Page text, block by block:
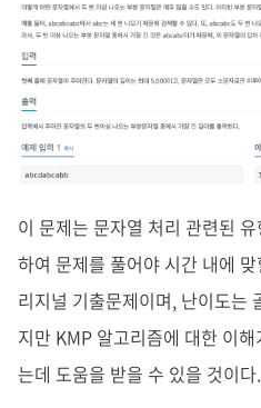
이 문제는 문자열 처리 관련된
하여 문제를 풀어야 시간 내에
리지널 기출문제이며, 난이도는
지만 KMP 알고리즘에 대한 이
는데 도움을 받을 수 있을 것이다.